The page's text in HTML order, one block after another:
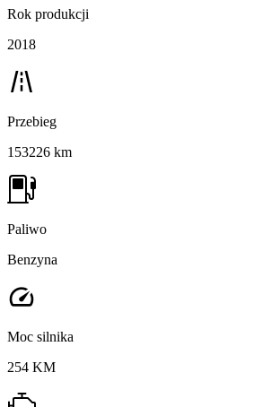
Rok produkcji
2018
Przebieg
153226 km
Paliwo
Benzyna
Moc silnika
254 KM